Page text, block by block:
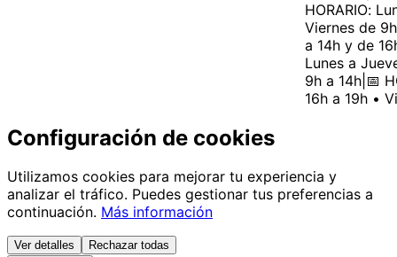
HORARIO:
Viernes de 9h
a 14h y de
Lunes a
9h a 14h|📅
16h a 19h •
Configuración de cookies
Utilizamos cookies para mejorar tu experiencia y
analizar el tráfico. Puedes gestionar tus preferencias a
continuación. Más información
Ver detalles
Rechazar todas